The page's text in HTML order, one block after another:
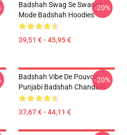
Badshah Swag Se Swagat
Mode Badshah Hoodies
39,51 € - 45,95 €
-20%
Badshah Vibe De Pouvoir
Punjabi Badshah Chandails
37,67 € - 44,11 €
-20%